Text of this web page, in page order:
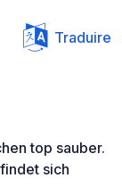
Traduire
top sauber.
sich